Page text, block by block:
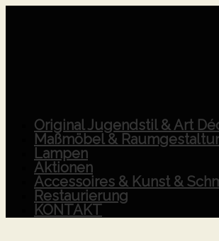
Original Jugendstil & Art
Maßmöbel &
Lampen
Aktionen
Accessoires & Kunst &
Restaurierung
KONTAKT